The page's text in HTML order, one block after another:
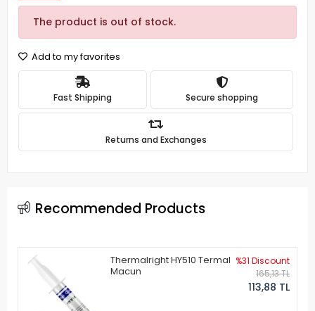
The product is out of stock.
Add to my favorites
Fast Shipping Secure shopping
Returns and Exchanges
Recommended Products
Thermalright HY510 Termal
Macun
%31 Discount
165,13 TL
113,88 TL